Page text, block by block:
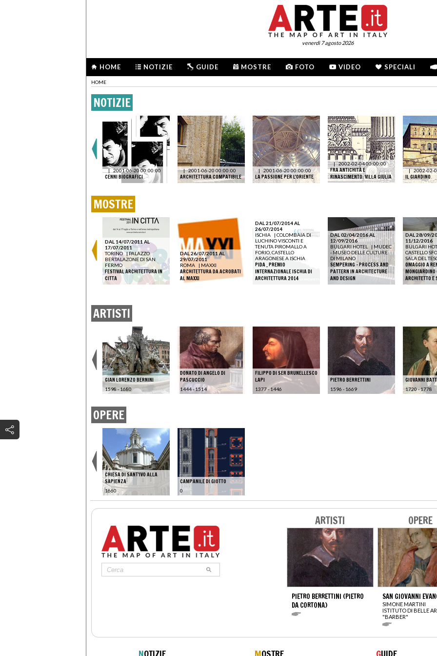
venerdì 7 agosto 2026
HOME NOTIZIE GUIDE MOSTRE FOTO VIDEO SPECIALI
HOME
NOTIZIE
| 2001-06-20 00:00:00
CENNI BIOGRAFICI
| 2001-06-20 00:00:00
ARCHITETTURA COMPATIBILE
| 2001-06-20 00:00:00
LA PASSIONE PER L'ORIENTE
| 2002-02-04 00:00:00
FRA ANTICHITÀ E
RINASCIMENTO: VILLA GIULIA
| 2002-02-
IL GIARDINO
MOSTRE
DAL 14/07/2011 AL
17/07/2011
TORINO |PALAZZO
BERTALAZONE DI SAN
FERMO
FESTIVAL ARCHITETTURA IN
CITTA
DAL 26/07/2011 AL
29/07/2011
ROMA
| MAXXI
ARCHITETTURA DA ACROBATI
AL MAXXI
DAL 21/07/2014 AL
26/07/2014
ISCHIA
| COLOMBAIA DI
LUCHINO VISCONTI E
TENUTA PIROMALLO A
FORIO, CASTELLO
ARAGONESE A ISCHIA
PIDA _ PREMIO
INTERNAZIONALE ISCHIA DI
ARCHITETTURA 2014
DAL 02/04/2016 AL
12/09/2016
BULGARI HOTEL
| MUDEC
- MUSEO DELLE CULTURE
DI MILANO
SEMPERING – PROCESS AND
PATTERN IN ARCHITECTURE
AND DESIGN
DAL 28/09/
11/12/2016
BULGARI
CASTELLO
SALA DEL
OMAGGIO A
ARCHITETTO E
ARTISTI
GIAN LORENZO BERNINI
1598 - 1680
DONATO DI ANGELO DI
PASCUCCIO
1444 - 1514
FILIPPO DI SER BRUNELLESCO
LAPI
1377 - 1446
PIETRO BERRETTINI
1596 - 1669
GIOVANNI
1720 - 1778
OPERE
CHIESA DI SANT'IVO ALLA
SAPIENZA
1660
CAMPANILE DI GIOTTO
0
ARTISTI
PIETRO BERRETTINI (PIETRO
DA CORTONA)
OPERE
SAN GIOVANNI
SIMONE MARTINI
ISTITUTO DI BELLE
"BARBER"